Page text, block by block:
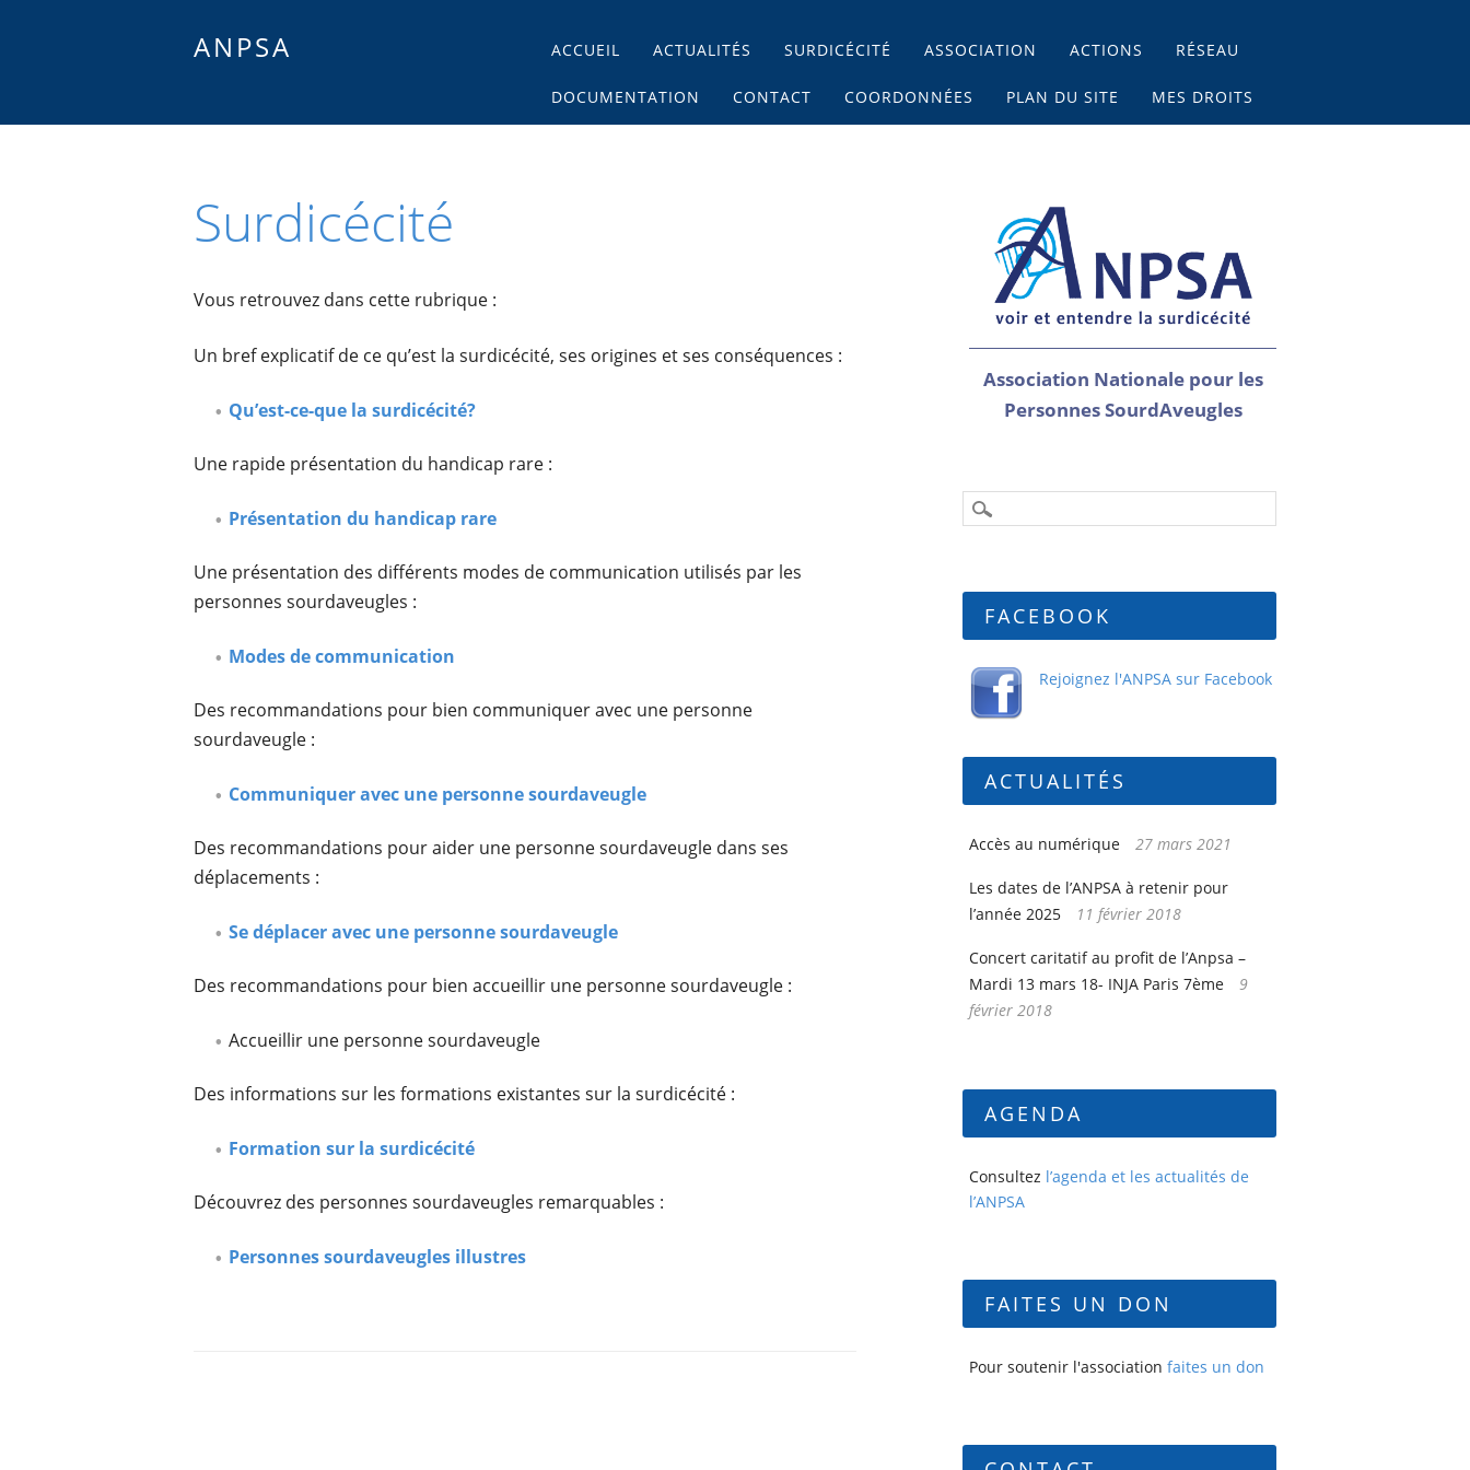
ANPSA Main menu
Skip
content
ACCUEIL ACTUALITÉS SURDICÉCITÉ ASSOCIATION ACTIONS RÉSEAU
DOCUMENTATION CONTACT COORDONNÉES PLAN DU SITE MES DROITS
Surdicécité
Vous retrouvez dans cette rubrique :
Un bref explicatif de ce qu’est la surdicécité, ses origines et ses conséquences :
Qu’est-ce-que la surdicécité?
Une rapide présentation du handicap rare :
Présentation du handicap rare
Une présentation des différents modes de communication utilisés par les
personnes sourdaveugles :
Modes de communication
Des recommandations pour bien communiquer avec une personne
sourdaveugle :
Communiquer avec une personne sourdaveugle
Des recommandations pour aider une personne sourdaveugle dans ses
déplacements :
Se déplacer avec une personne sourdaveugle
Des recommandations pour bien accueillir une personne sourdaveugle :
Accueillir une personne sourdaveugle
Des informations sur les formations existantes sur la surdicécité :
Formation sur la surdicécité
Découvrez des personnes sourdaveugles remarquables :
Personnes sourdaveugles illustres
Association Nationale pour les
Personnes SourdAveugles
FACEBOOK
Rejoignez l'ANPSA sur Facebook
ACTUALITÉS
Accès au numérique 27 mars 2021
Les dates de l’ANPSA à retenir pour
l’année 2025
11 février 2018
Concert caritatif au profit de l’Anpsa –
Mardi 13 mars 18- INJA Paris 7ème
9
février 2018
AGENDA
Consultez l’agenda et les actualités de
l’ANPSA
FAITES UN DON
Pour soutenir l'association faites un don